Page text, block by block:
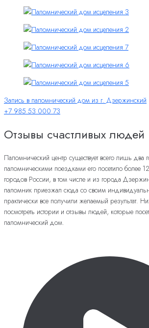
Запись в паломнический дом из г. Дзержинский
+7 985 53 000 73
Отзывы счастливых людей
Паломнический центр существует всего лишь два
паломническими поездками его посетило более
городов России, в том числе и из города
паломник приезжал сюда со своим
практически все получили желаемый результат.
посмотреть истории и отзывы людей, которые
паломнический дом.